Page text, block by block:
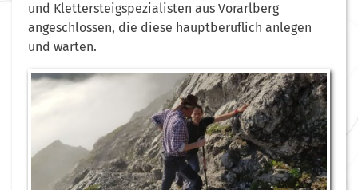
und Klettersteigspezialisten aus Vorarlberg
angeschlossen, die diese hauptberuflich anlegen
und warten.